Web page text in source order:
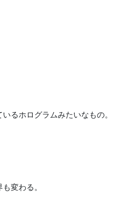
るホログラムみたいなもの。
変わる。